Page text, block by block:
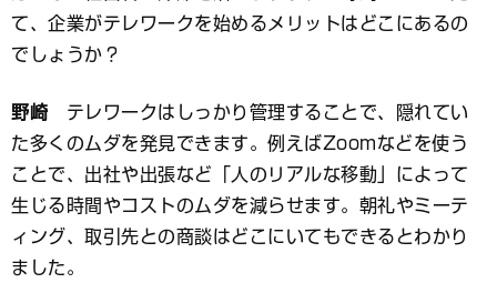
て、企業がテレワークを始めるメリットはどこにあるの
でしょうか？
野崎 テレワークはしっかり管理することで、隠れてい
た多くのムダを発見できます。例えばZoomなどを使う
ことで、出社や出張など「人のリアルな移動」によって
生じる時間やコストのムダを減らせます。朝礼やミーテ
ィング、取引先との商談はどこにいてもできるとわかり
ました。